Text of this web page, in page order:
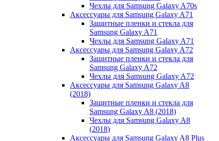
Чехлы для Samsung Galaxy A70s
Аксессуары для Samsung Galaxy A71
Защитные пленки и стекла для
Samsung Galaxy A71
Чехлы для Samsung Galaxy A71
Аксессуары для Samsung Galaxy A72
Защитные пленки и стекла для
Samsung Galaxy A72
Чехлы для Samsung Galaxy A72
Аксессуары для Samsung Galaxy A8
(2018)
Защитные пленки и стекла для
Samsung Galaxy A8 (2018)
Чехлы для Samsung Galaxy A8
(2018)
Аксессуары для Samsung Galaxy A8 Plus